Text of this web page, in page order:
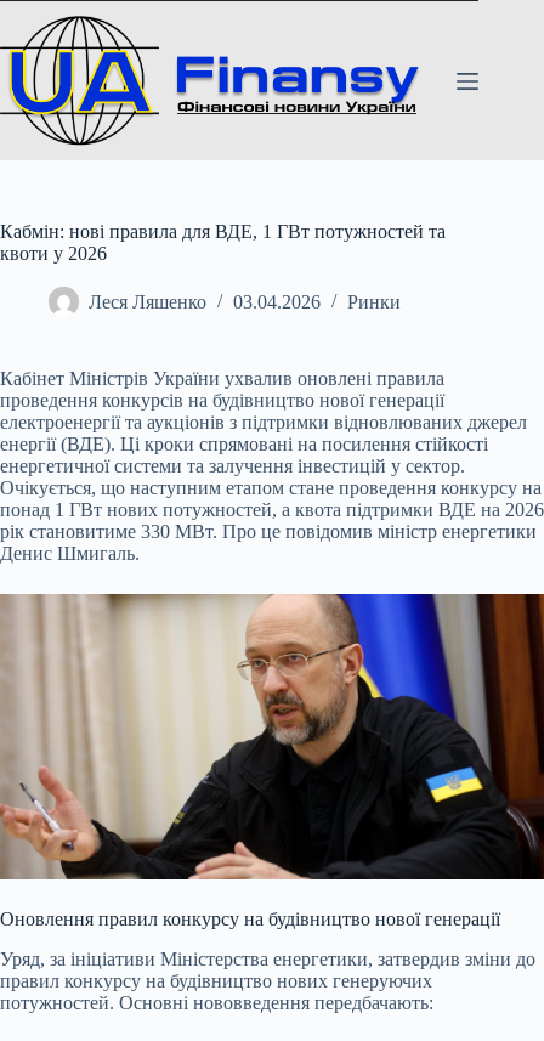
вмісту
Кабмін: нові правила для ВДЕ, 1 ГВт потужностей та
квоти у 2026
Леся Ляшенко 03.04.2026 Ринки
Кабінет Міністрів України ухвалив оновлені правила
проведення конкурсів на будівництво нової генерації
електроенергії та аукціонів з підтримки відновлюваних джерел
енергії (ВДЕ). Ці кроки спрямовані на посилення стійкості
енергетичної системи та залучення інвестицій у сектор.
Очікується, що наступним етапом стане проведення конкурсу на
понад 1 ГВт нових потужностей, а квота підтримки ВДЕ на 2026
рік становитиме 330 МВт. Про це повідомив міністр енергетики
Денис Шмигаль.
Оновлення правил конкурсу на будівництво нової генерації
Уряд, за ініціативи Міністерства енергетики, затвердив зміни до
правил конкурсу на будівництво нових генеруючих
потужностей. Основні нововведення передбачають: